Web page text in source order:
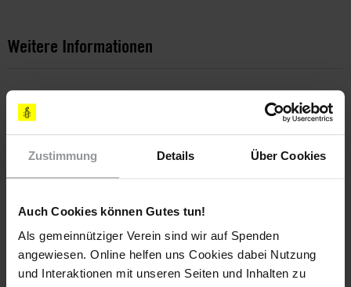
Zustimmung Details Über Cookies
Auch Cookies können Gutes tun!
Als gemeinnütziger Verein sind wir auf Spenden
angewiesen. Online helfen uns Cookies dabei Nutzung
und Interaktionen mit unseren Seiten und Inhalten zu
Weitere Informationen
Länder
Syrien
Bewaffnete Konflikte
Internationale Organisationen
Staatlicher Mord
Terrorismusbekämpfung